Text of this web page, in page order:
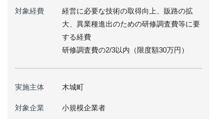
対象経費
経営に必要な技術の取得向上、販路の拡
大、異業種進出のための研修調査費等に要
する経費
研修調査費の2/3以内（限度額30万円）
実施主体 木城町
対象企業 小規模企業者